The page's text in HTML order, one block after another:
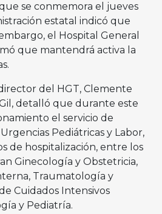
se conmemora el jueves
estatal indicó que
el Hospital General
que mantendrá activa la
del HGT, Clemente
detalló que durante este
el servicio de
Pediátricas y Labor,
de hospitalización, entre los
Ginecología y Obstetricia,
Traumatología y
Cuidados Intensivos
y Pediatría.